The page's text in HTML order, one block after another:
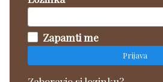
Zapamti me
Prijava